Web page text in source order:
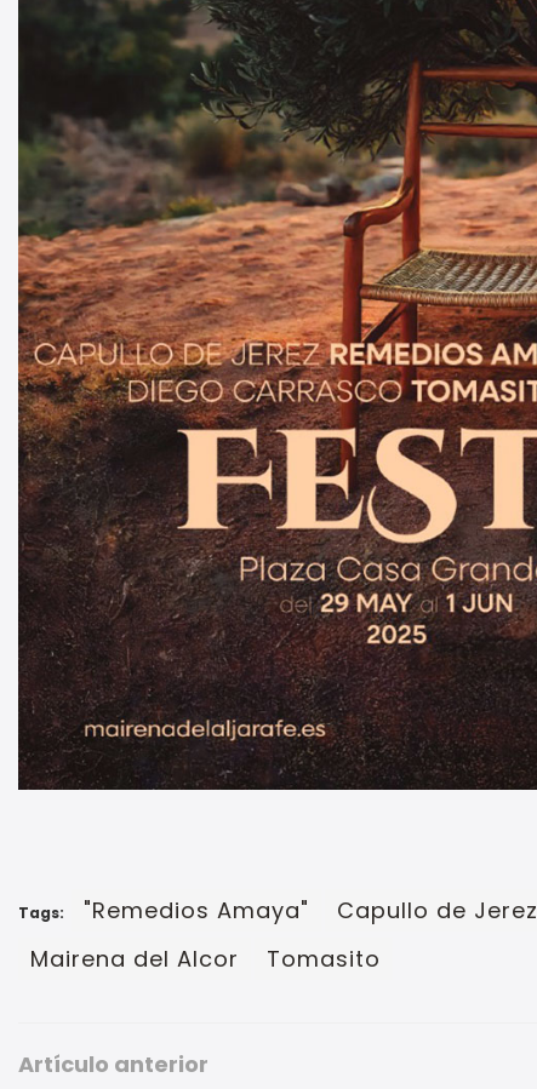
Tags: "Remedios Amaya" Capullo de Jerez
Mairena del Alcor
Tomasito
Artículo anterior